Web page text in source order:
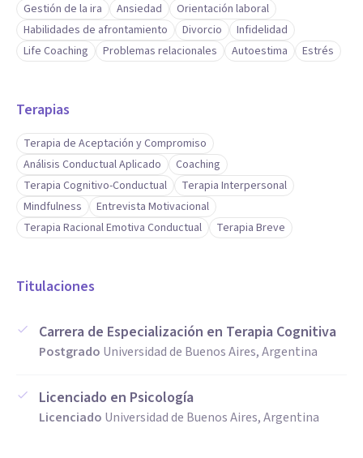
Tareas desarrolladas: Entrevista. Evaluaciones
psicodiagnósticas.
Asistencia a la guardia e Interconsultas.
Gestión de la ira Ansiedad
Orientación laboral
Habilidades de afrontamiento
Divorcio
Infidelidad
Life Coaching
Problemas relacionales Autoestima Estrés
Terapias
Terapia de Aceptación y Compromiso
Análisis Conductual Aplicado
Coaching
Terapia Cognitivo-Conductual
Terapia Interpersonal
Mindfulness
Entrevista Motivacional
Terapia Racional Emotiva Conductual
Terapia Breve
Titulaciones
Carrera de Especialización en Terapia Cognitiva
Postgrado Universidad de Buenos Aires, Argentina
Licenciado en Psicología
Licenciado Universidad de Buenos Aires, Argentina